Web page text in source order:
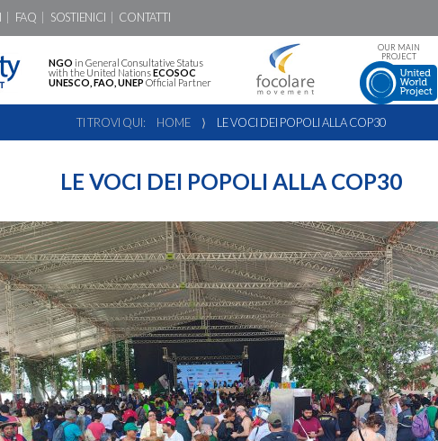
FAQ SOSTIENICI CONTATTI
NGO in General Consultative Status
with the United NationsECOSOC
UNESCO, FAO, UNEP Official Partner
OUR MAIN
PROJECT
TI TROVI QUI: HOME ⟩ LE VOCI DEI POPOLI ALLA COP30
LE VOCI DEI POPOLI ALLA COP30